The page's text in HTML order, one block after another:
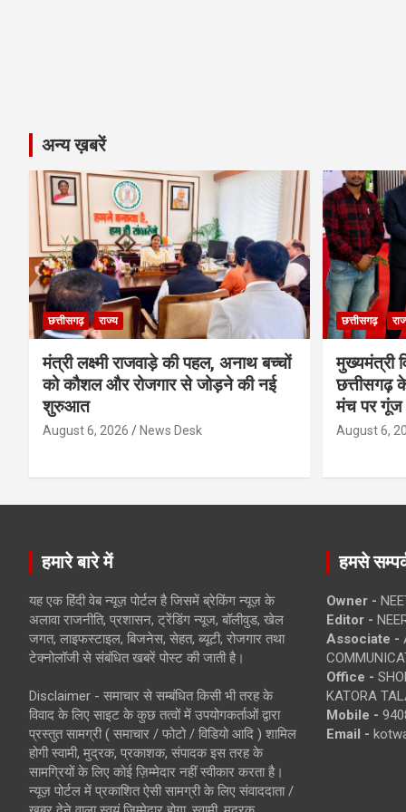
अन्य ख़बरें
छत्तीसगढ़ राज्य
मंत्री लक्ष्मी राजवाड़े की पहल, अनाथ बच्चों
को कौशल और रोजगार से जोड़ने की नई
शुरुआत
August 6, 2026 News Desk
छत्तीसगढ़
मुख्यमंत्री
छत्तीसगढ़
मंच पर गूंज
August 6,
हमारे बारे में
यह एक हिंदी वेब न्यूज़ पोर्टल है जिसमें ब्रेकिंग न्यूज़ के
अलावा राजनीति, प्रशासन, ट्रेंडिंग न्यूज, बॉलीवुड, खेल
जगत, लाइफस्टाइल, बिजनेस, सेहत, ब्यूटी, रोजगार तथा
टेक्नोलॉजी से संबंधित खबरें पोस्ट की जाती है।
Disclaimer - समाचार से सम्बंधित किसी भी तरह के
विवाद के लिए साइट के कुछ तत्वों में उपयोगकर्ताओं द्वारा
प्रस्तुत सामग्री ( समाचार / फोटो / विडियो आदि ) शामिल
होगी स्वामी, मुद्रक, प्रकाशक, संपादक इस तरह के
सामग्रियों के लिए कोई ज़िम्मेदार नहीं स्वीकार करता है।
न्यूज़ पोर्टल में प्रकाशित ऐसी सामग्री के लिए संवाददाता /
हमसे
Owner -
Editor -
Associate -
Office -
KATORA
Mobile -
Email -